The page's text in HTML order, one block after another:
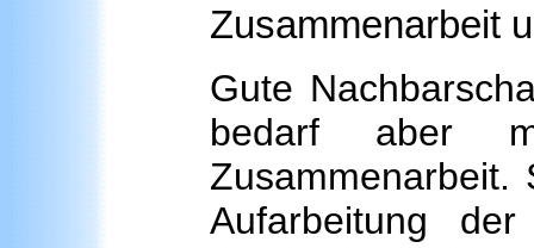
Zusammenarbeit
Gute
bedarf aber
Zusammenarbeit.
Aufarbeitung